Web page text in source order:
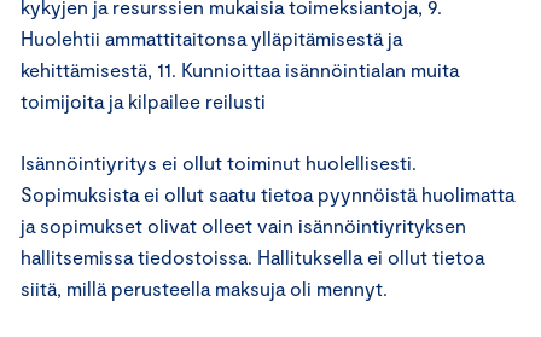
kykyjen ja resurssien mukaisia toimeksiantoja, 9.
Huolehtii ammattitaitonsa ylläpitämisestä ja
kehittämisestä, 11. Kunnioittaa isännöintialan muita
toimijoita ja kilpailee reilusti
Isännöintiyritys ei ollut toiminut huolellisesti.
Sopimuksista ei ollut saatu tietoa pyynnöistä huolimatta
ja sopimukset olivat olleet vain isännöintiyrityksen
hallitsemissa tiedostoissa. Hallituksella ei ollut tietoa
siitä, millä perusteella maksuja oli mennyt.